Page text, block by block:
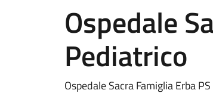
Ospedale
Pediatrico
Ospedale Sacra Famiglia Erba